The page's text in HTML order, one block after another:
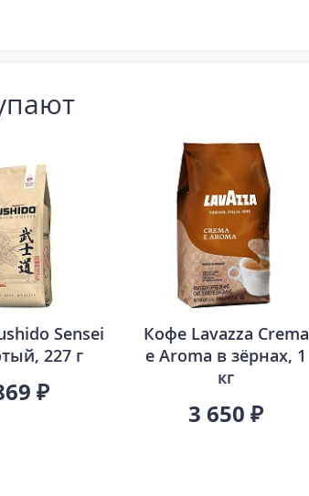
Sensei
227 г
₽
Кофе Lavazza Crema
e Aroma в зёрнах, 1
кг
3 650 ₽